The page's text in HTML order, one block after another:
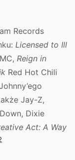
Records
Licensed to Ill
Reign in
Red Hot Chili
Jay-Z,
Dixie
Act: A Way